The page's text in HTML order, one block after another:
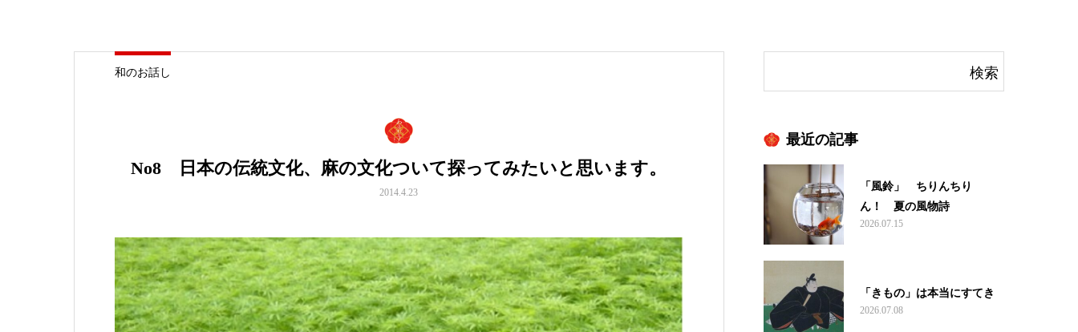
和のお話し
No8 日本の伝統文化、麻の文化ついて探ってみたいと思います。
2014.4.23
最近の記事
「風鈴」 ちりんちり
ん！ 夏の風物詩
2026.07.15
「きもの」は本当にすてき
2026.07.08